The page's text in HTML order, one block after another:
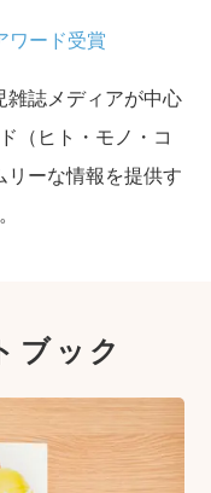
ワード受賞
雑誌メディアが中心
（ヒト・モノ・コ
リーな情報を提供す
ック